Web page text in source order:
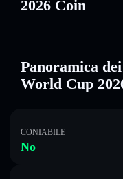
2026 Coin
Panoramica
World Cup
CONIABILE
No